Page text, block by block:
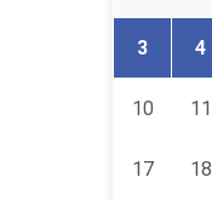
3 4
10 11
17 18